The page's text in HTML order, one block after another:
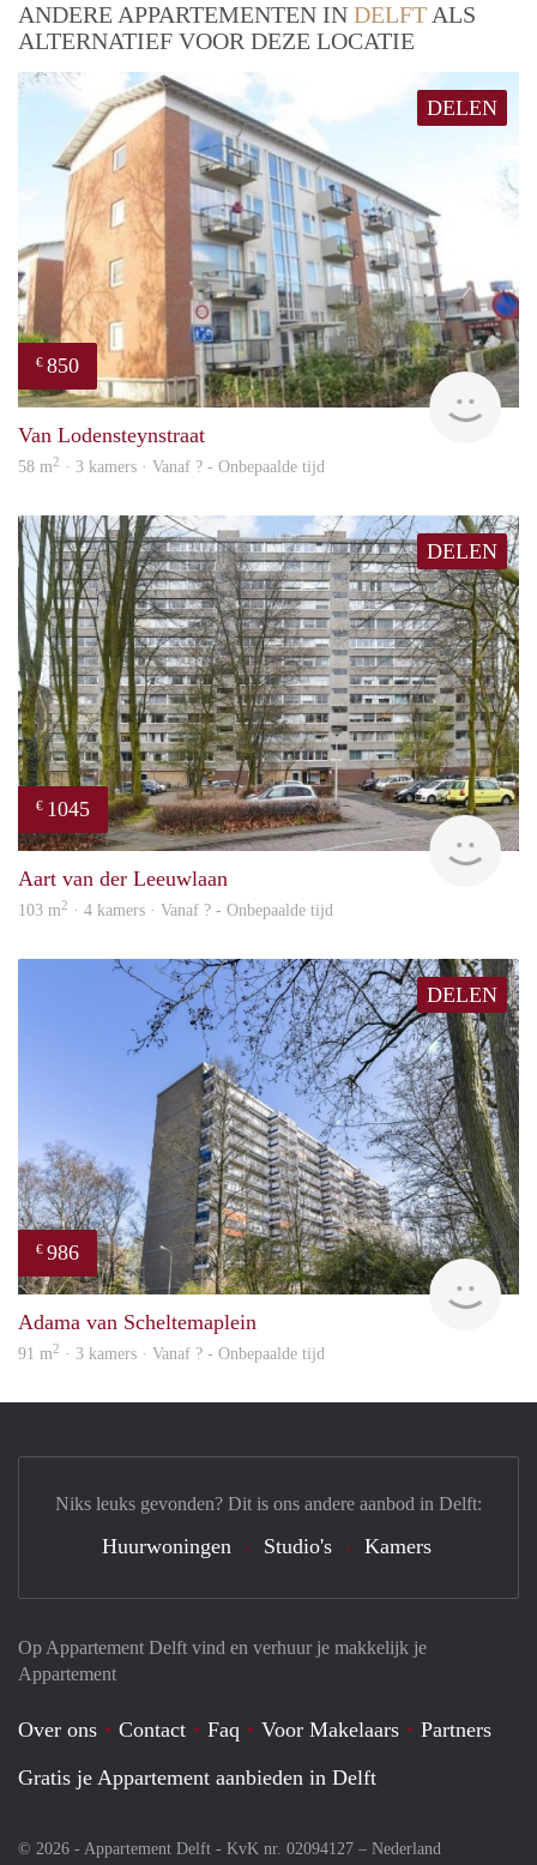
ANDERE APPARTEMENTEN IN DELFT ALS
ALTERNATIEF VOOR DEZE LOCATIE
DELEN
€ 850
Van Lodensteynstraat
58 m2 · 3 kamers · Vanaf ? - Onbepaalde tijd
DELEN
€ 1045
Aart van der Leeuwlaan
103 m2 · 4 kamers · Vanaf ? - Onbepaalde tijd
DELEN
€ 986
Adama van Scheltemaplein
91 m2 · 3 kamers · Vanaf ? - Onbepaalde tijd
Op Appartement Delft vind en verhuur je makkelijk je
Appartement
Over ons Contact Faq Voor Makelaars
Partners
Gratis je Appartement aanbieden in Delft
© 2026 - Appartement Delft - KvK nr. 02094127 – Nederland
Niks leuks gevonden? Dit is ons andere aanbod in Delft:
Huurwoningen Studio's Kamers